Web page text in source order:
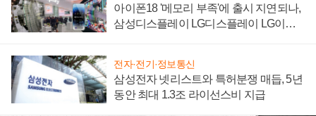
아이폰18 '메모리 부족'에 출시 지연되나,
삼성디스플레이 LG디스플레이 LG이노
전자·전기·정보통신
삼성전자 넷리스트와 특허분쟁 매듭, 5년
동안 최대 1.3조 라이선스비 지급